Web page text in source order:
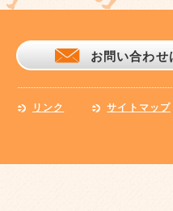
お問い合わせ
リンク サイトマップ